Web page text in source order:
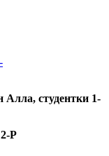
студентки 1-
Р